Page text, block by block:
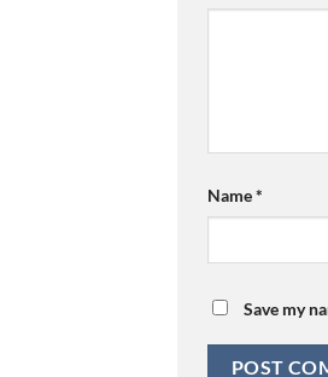
Name*
Save my